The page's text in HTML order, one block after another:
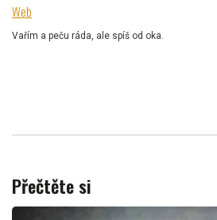
Web
Vařím a peču ráda, ale spíš od oka.
Přečtěte si